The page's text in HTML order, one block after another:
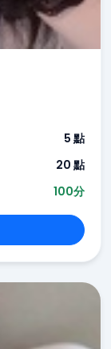
5 點
20 點
100分